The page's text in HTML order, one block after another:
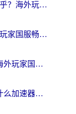
欧洲可以打暗黑破坏神3吗知乎？海外玩家国服游戏加速终极指南
在国外可以玩剑灵2吗？海外玩家国服畅玩终极指南（附永恒之塔明日方舟加速方案）
欧洲可以玩跑跑卡丁车吗？海外玩家国服游戏畅玩终极指南（附QQ炫舞剑网3解决方案）
人在国外玩流星蝴蝶剑需要什么加速器？老玩家亲测的终极解决方案